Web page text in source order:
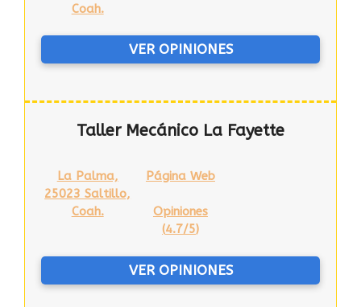
Coah.
VER OPINIONES
Taller Mecánico La Fayette
La Palma,
25023 Saltillo,
Coah.
Página Web
Opiniones
(4.7/5)
VER OPINIONES